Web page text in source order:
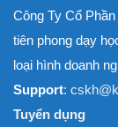
Công Ty Cổ
tiên phong dạy
loại hình doanh
Support:
Tuyển dụng